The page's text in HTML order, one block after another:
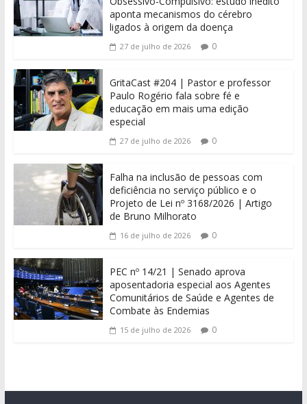
aponta mecanismos do cérebro
ligados à origem da doença
27 de julho de 2026 0
GritaCast #204 | Pastor e professor
Paulo Rogério fala sobre fé e
educação em mais uma edição
especial
27 de julho de 2026 0
Falha na inclusão de pessoas com
deficiência no serviço público e o
Projeto de Lei nº 3168/2026 | Artigo
de Bruno Milhorato
16 de julho de 2026 0
PEC nº 14/21 | Senado aprova
aposentadoria especial aos Agentes
Comunitários de Saúde e Agentes de
Combate às Endemias
15 de julho de 2026 0